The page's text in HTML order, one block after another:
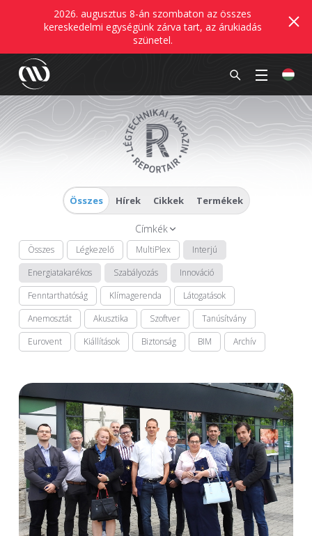
2026. augusztus 8-án szombaton az összes
kereskedelmi egységünk zárva tart, az árukiadás
szünetel.
Összes Hírek Cikkek Termékek
Címkék
Összes Légkezelő MultiPlex
Interjú
Energiatakarékos
Szabályozás
Innováció
Fenntarthatóság
Klímagerenda
Látogatások
Anemosztát
Akusztika Szoftver
Tanúsítvány
Eurovent
Kiállítások Biztonság BIM Archív